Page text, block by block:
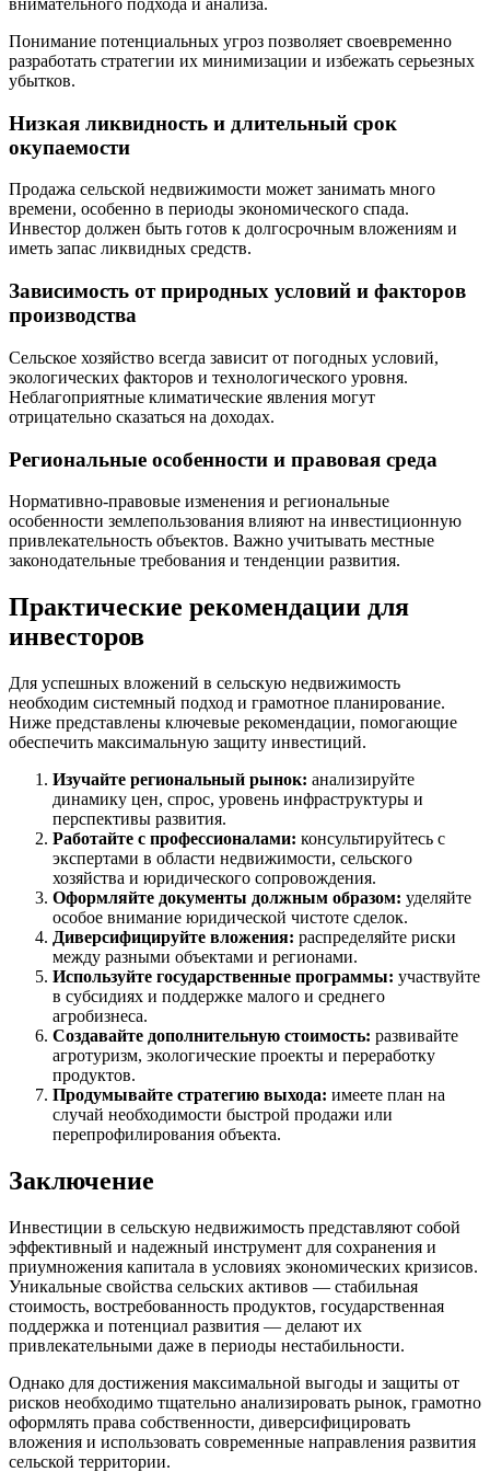
внимательного подхода и анализа.
Понимание потенциальных угроз позволяет своевременно
разработать стратегии их минимизации и избежать серьезных
убытков.
Низкая ликвидность и длительный срок
окупаемости
Продажа сельской недвижимости может занимать много
времени, особенно в периоды экономического спада.
Инвестор должен быть готов к долгосрочным вложениям и
иметь запас ликвидных средств.
Зависимость от природных условий и факторов
производства
Сельское хозяйство всегда зависит от погодных условий,
экологических факторов и технологического уровня.
Неблагоприятные климатические явления могут
отрицательно сказаться на доходах.
Региональные особенности и правовая среда
Нормативно-правовые изменения и региональные
особенности землепользования влияют на инвестиционную
привлекательность объектов. Важно учитывать местные
законодательные требования и тенденции развития.
Практические рекомендации для
инвесторов
Для успешных вложений в сельскую недвижимость
необходим системный подход и грамотное планирование.
Ниже представлены ключевые рекомендации, помогающие
обеспечить максимальную защиту инвестиций.
Изучайте региональный рынок: анализируйте
динамику цен, спрос, уровень инфраструктуры и
перспективы развития.
Работайте с профессионалами: консультируйтесь с
экспертами в области недвижимости, сельского
хозяйства и юридического сопровождения.
Оформляйте документы должным образом: уделяйте
особое внимание юридической чистоте сделок.
Диверсифицируйте вложения: распределяйте риски
между разными объектами и регионами.
Используйте государственные программы: участвуйте
в субсидиях и поддержке малого и среднего
агробизнеса.
Создавайте дополнительную стоимость: развивайте
агротуризм, экологические проекты и переработку
продуктов.
Продумывайте стратегию выхода: имеете план на
случай необходимости быстрой продажи или
перепрофилирования объекта.
Заключение
Инвестиции в сельскую недвижимость представляют собой
эффективный и надежный инструмент для сохранения и
приумножения капитала в условиях экономических кризисов.
Уникальные свойства сельских активов — стабильная
стоимость, востребованность продуктов, государственная
поддержка и потенциал развития — делают их
привлекательными даже в периоды нестабильности.
Однако для достижения максимальной выгоды и защиты от
рисков необходимо тщательно анализировать рынок, грамотно
оформлять права собственности, диверсифицировать
вложения и использовать современные направления развития
сельской территории.